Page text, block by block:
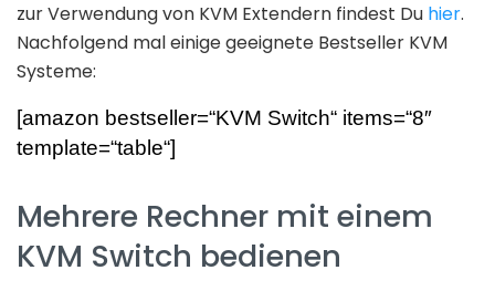
zur Verwendung von KVM Extendern findest Du hier.
Nachfolgend mal einige geeignete Bestseller KVM
Systeme:
[amazon bestseller=“KVM Switch“ items=“8″
template=“table“]
Mehrere Rechner mit einem
KVM Switch bedienen